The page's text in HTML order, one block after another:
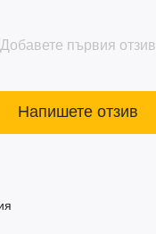
Добавете първия отзив
Напишете отзив